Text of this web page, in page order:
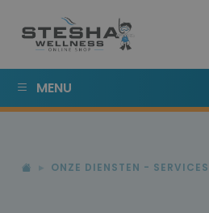
MENU
ONZE DIENSTEN - SERVICES